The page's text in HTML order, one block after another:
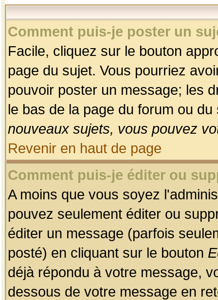
Comment puis-je poster un
Facile, cliquez sur le bouton
page du sujet. Vous pourriez
pouvoir poster un message; les
le bas de la page du forum ou
nouveaux sujets, vous pouvez
Revenir en haut de page
Comment puis-je éditer ou
A moins que vous soyez
pouvez seulement éditer ou
éditer un message (parfois
posté) en cliquant sur le bouton
déjà répondu à votre message,
dessous de votre message en